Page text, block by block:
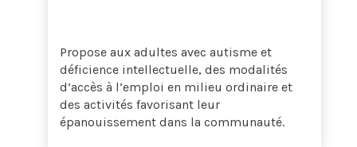
Propose aux adultes avec autisme et
déficience intellectuelle, des modalités
d’accès à l’emploi en milieu ordinaire et
des activités favorisant leur
épanouissement dans la communauté.